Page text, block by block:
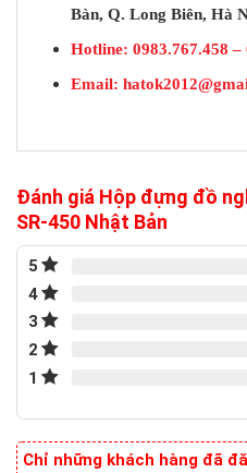
Bàn, Q. Long Biên, Hà
Hotline: 0983.767.458 –
Email:
Đánh giá Hộp đựng đồ
SR-450 Nhật Bản
5
4
3
2
1
Chỉ những khách hàng đã